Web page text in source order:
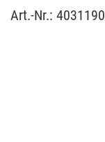
Art.-Nr.: 4031190